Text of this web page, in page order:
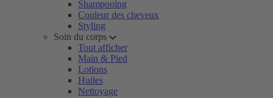
Shampooing
Couleur des cheveux
Styling
Soin du corps
Tout afficher
Main & Pied
Lotions
Huiles
Nettoyage